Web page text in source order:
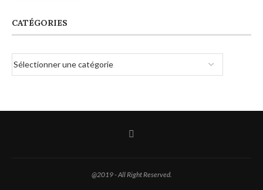
CATÉGORIES
@2019 - All Right Reserved.